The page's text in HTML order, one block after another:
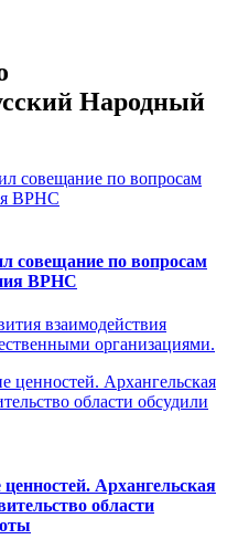
Народный
совещание по вопросам
ВРНС
взаимодействия
организациями.
Архангельская
области